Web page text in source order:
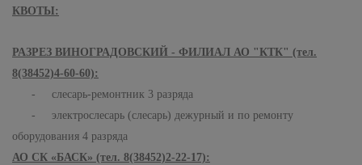
КВОТЫ:
РАЗРЕЗ ВИНОГРАДОВСКИЙ - ФИЛИАЛ АО "КТК" (тел.
8(38452)4-60-60):
- слесарь-ремонтник 3 разряда
- электрослесарь (слесарь) дежурный и по ремонту
оборудования 4 разряда
АО СК «БАСК» (тел. 8(38452)2-22-17):